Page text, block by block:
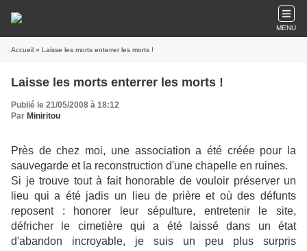
MENU
Accueil » Laisse les morts enterrer les morts !
Laisse les morts enterrer les morts !
Publié le 21/05/2008 à 18:12
Par Miniritou
Près de chez moi, une association a été créée pour la
sauvegarde et la reconstruction d'une chapelle en ruines.
Si je trouve tout à fait honorable de vouloir préserver un
lieu qui a été jadis un lieu de prière et où des défunts
reposent : honorer leur sépulture, entretenir le site,
défricher le cimetière qui a été laissé dans un état
d'abandon incroyable, je suis un peu plus surpris